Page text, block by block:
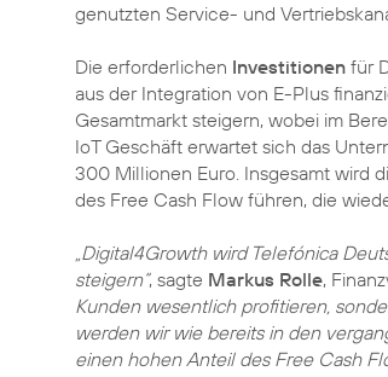
genutzten Service- und
Die erforderlichen Investitionen für
aus der Integration von E-Plus
Gesamtmarkt steigern, wobei im
IoT Geschäft erwartet sich das
300 Millionen Euro. Insgesamt wird
des Free Cash Flow führen, die
„Digital4Growth wird Telefónica
steigern“, sagte Markus Rolle,
Kunden wesentlich profitieren,
werden wir wie bereits in den
einen hohen Anteil des Free Cash